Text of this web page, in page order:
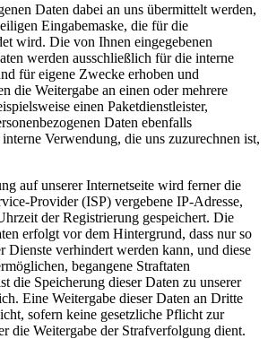
Daten dabei an uns übermittelt werden,
Eingabemaske, die für die
wird. Die von Ihnen eingegebenen
werden ausschließlich für die interne
für eigene Zwecke erhoben und
die Weitergabe an einen oder mehrere
einen Paketdienstleister,
Daten ebenfalls
Verwendung, die uns zuzurechnen ist,
auf unserer Internetseite wird ferner die
Provider (ISP) vergebene IP-Adresse,
der Registrierung gespeichert. Die
erfolgt vor dem Hintergrund, dass nur so
Dienste verhindert werden kann, und diese
begangene Straftaten
die Speicherung dieser Daten zu unserer
Eine Weitergabe dieser Daten an Dritte
sofern keine gesetzliche Pflicht zur
die Weitergabe der Strafverfolgung dient.